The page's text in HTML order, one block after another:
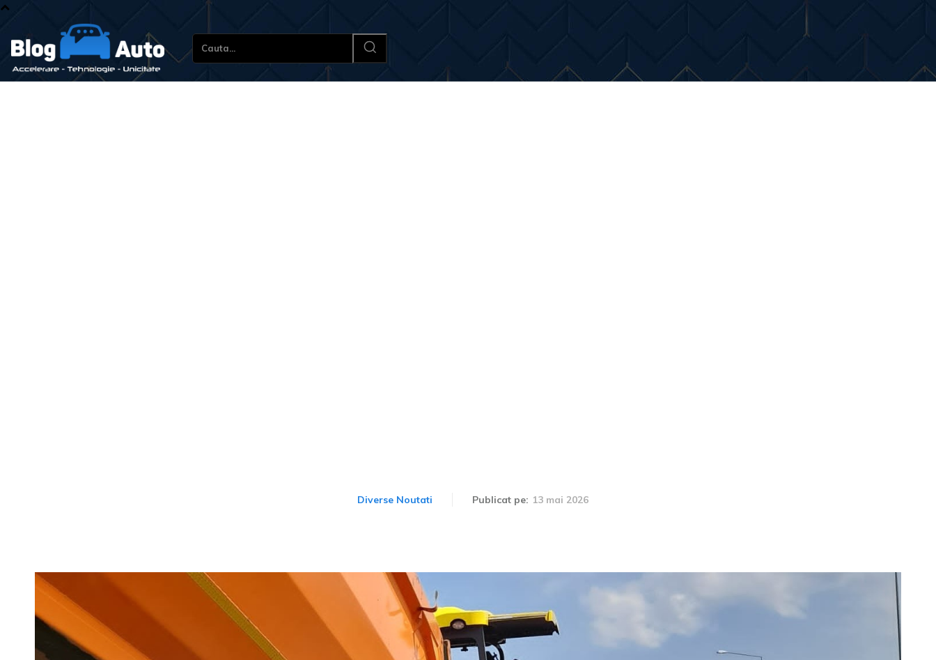
Cauta...
Diverse Noutati Publicat pe: 13 mai 2026